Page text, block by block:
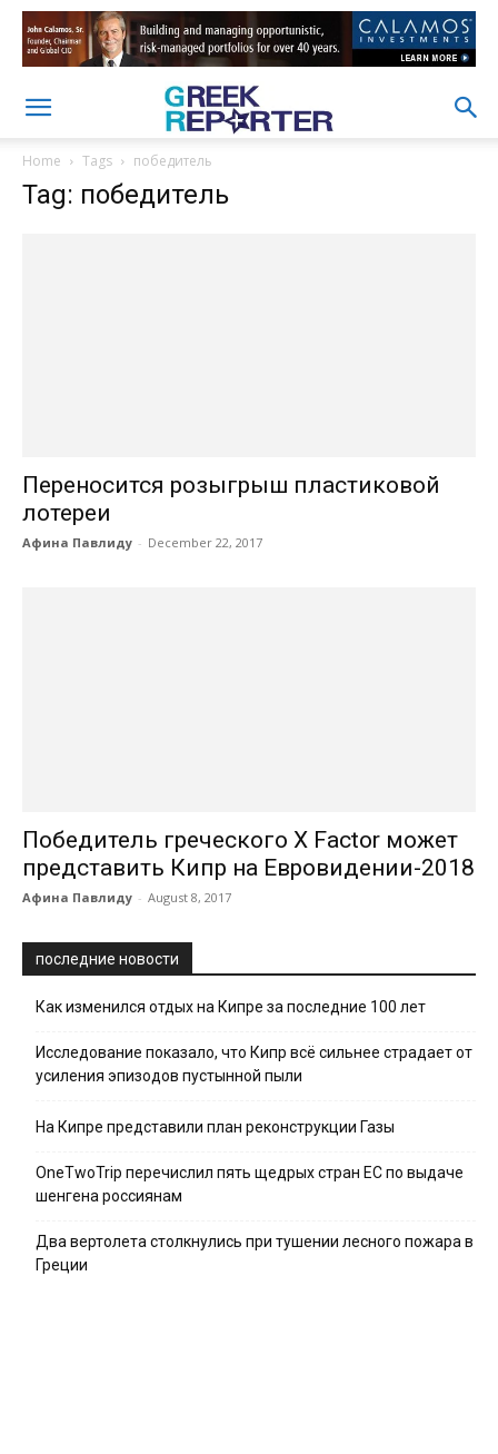
Home Tags победитель
Tag: победитель
Переносится розыгрыш пластиковой
лотереи
Афина Павлиду - December 22, 2017
Победитель греческого X Factor может
представить Кипр на Евровидении-2018
Афина Павлиду - August 8, 2017
последние новости
Как изменился отдых на Кипре за последние 100 лет
Исследование показало, что Кипр всё сильнее страдает от
усиления эпизодов пустынной пыли
На Кипре представили план реконструкции Газы
OneTwoTrip перечислил пять щедрых стран ЕС по выдаче
шенгена россиянам
Два вертолета столкнулись при тушении лесного пожара в
Греции